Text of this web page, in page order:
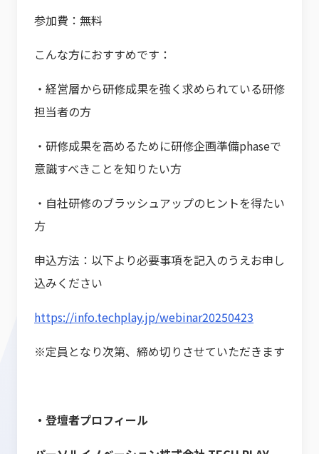
参加費：無料
こんな方におすすめです：
・経営層から研修成果を強く求められている研修
担当者の方
・研修成果を高めるために研修企画準備phaseで
意識すべきことを知りたい方
・自社研修のブラッシュアップのヒントを得たい
方
申込方法：以下より必要事項を記入のうえお申し
込みください
https://info.techplay.jp/webinar20250423
※定員となり次第、締め切りさせていただきます
・登壇者プロフィール